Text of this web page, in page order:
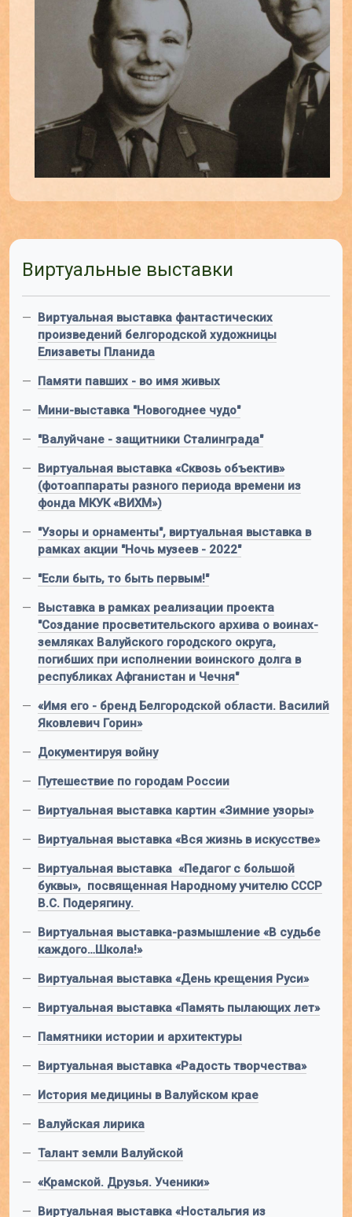
Виртуальные выставки
— Виртуальная выставка фантастических
произведений белгородской художницы
Елизаветы Планида
— Памяти павших - во имя живых
— Мини-выставка "Новогоднее чудо"
— "Валуйчане - защитники Сталинграда"
— Виртуальная выставка «Сквозь объектив»
(фотоаппараты разного периода времени из
фонда МКУК «ВИХМ»)
— "Узоры и орнаменты", виртуальная выставка в
рамках акции "Ночь музеев - 2022"
— "Если быть, то быть первым!"
— Выставка в рамках реализации проекта
"Создание просветительского архива о воинах-
земляках Валуйского городского округа,
погибших при исполнении воинского долга в
республиках Афганистан и Чечня"
— «Имя его - бренд Белгородской области. Василий
Яковлевич Горин»
— Документируя войну
— Путешествие по городам России
— Виртуальная выставка картин «Зимние узоры»
— Виртуальная выставка «Вся жизнь в искусстве»
— Виртуальная выставка «Педагог с большой
буквы», посвященная Народному учителю СССР
В.С. Подерягину.
— Виртуальная выставка-размышление «В судьбе
каждого…Школа!»
— Виртуальная выставка «День крещения Руси»
— Виртуальная выставка «Память пылающих лет»
— Памятники истории и архитектуры
— Виртуальная выставка «Радость творчества»
— История медицины в Валуйском крае
— Валуйская лирика
— Талант земли Валуйской
— «Крамской. Друзья. Ученики»
— Виртуальная выставка «Ностальгия из